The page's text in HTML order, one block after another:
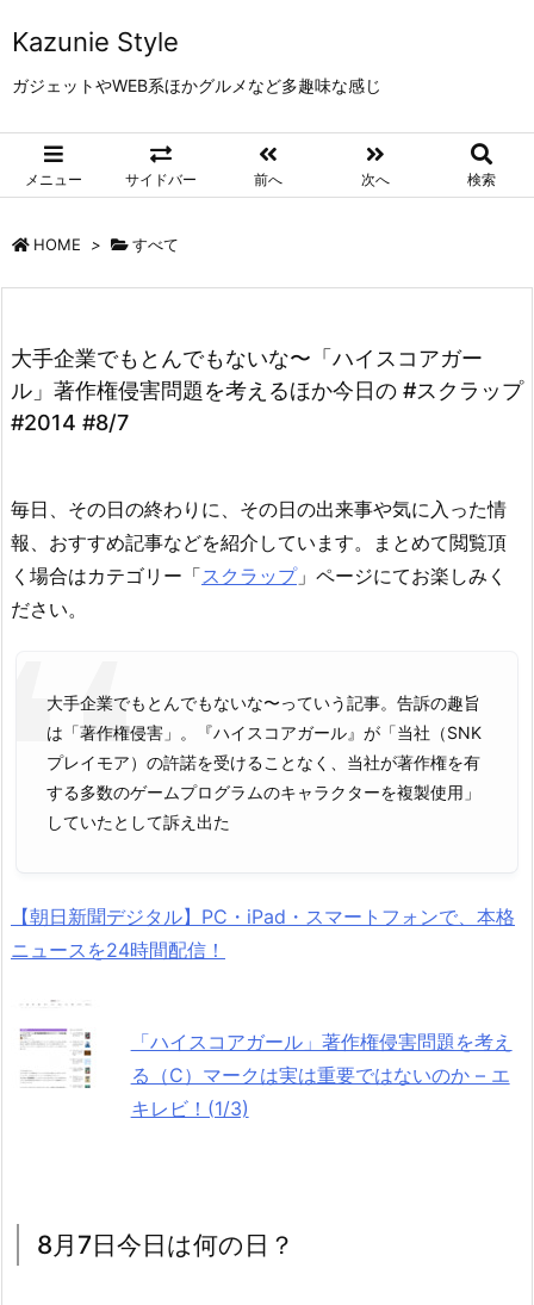
Kazunie Style
ガジェットやWEB系ほかグルメなど多趣味な感じ
メニュー サイドバー 前へ 次へ 検索
HOME > すべて
大手企業でもとんでもないな〜「ハイスコアガー
ル」著作権侵害問題を考えるほか今日の #スクラップ
#2014 #8/7
毎日、その日の終わりに、その日の出来事や気に入った情
報、おすすめ記事などを紹介しています。まとめて閲覧頂
く場合はカテゴリー「スクラップ」ページにてお楽しみく
ださい。
大手企業でもとんでもないな〜っていう記事。告訴の趣旨
は「著作権侵害」。『ハイスコアガール』が「当社（SNK
プレイモア）の許諾を受けることなく、当社が著作権を有
する多数のゲームプログラムのキャラクターを複製使用」
していたとして訴え出た
【朝日新聞デジタル】PC・iPad・スマートフォンで、本格
ニュースを24時間配信！
「ハイスコアガール」著作権侵害問題を考え
る（C）マークは実は重要ではないのか – エ
キレビ！(1/3)
8月7日今日は何の日？